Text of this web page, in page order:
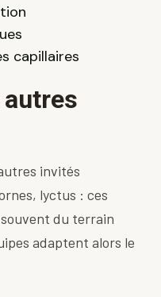
capillaires
invités
lyctus : ces
du terrain
adaptent alors le